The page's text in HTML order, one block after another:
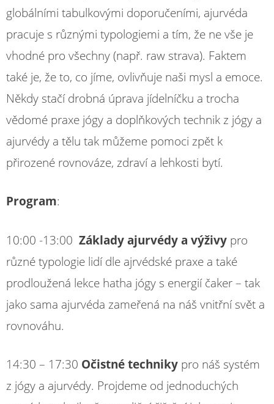
globálními tabulkovými doporučeními, ajurvéda
pracuje s různými typologiemi a tím, že ne vše je
vhodné pro všechny (např. raw strava). Faktem
také je, že to, co jíme, ovlivňuje naši mysl a emoce.
Někdy stačí drobná úprava jídelníčku a trocha
vědomé praxe jógy a doplňkových technik z jógy a
ajurvédy a tělu tak můžeme pomoci zpět k
přirozené rovnováze, zdraví a lehkosti bytí.
Program:
10:00 -13:00 Základy ajurvédy a výživy pro
různé typologie lidí dle ajrvédské praxe a také
prodloužená lekce hatha jógy s energií čaker – tak
jako sama ajurvéda zameřená na náš vnitřní svět a
rovnováhu.
14:30 – 17:30 Očistné techniky pro náš systém
z jógy a ajurvédy. Projdeme od jednoduchých